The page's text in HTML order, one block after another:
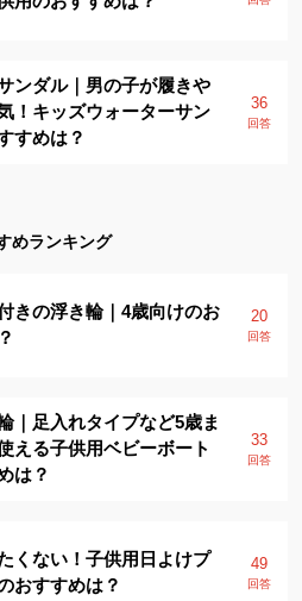
ンダル｜男の子が履きや
！キッズウォーターサン
すめは？
36
回答
めランキング
きの浮き輪｜4歳向けのお
20
回答
｜足入れタイプなど5歳ま
える子供用ベビーボート
は？
33
回答
くない！子供用日よけプ
おすすめは？
49
回答